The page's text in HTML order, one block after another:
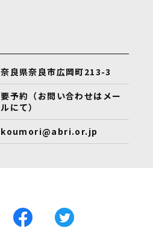
奈良県奈良市広岡町213-3
要予約（お問い合わせはメー
ルにて）
koumori@abri.or.jp